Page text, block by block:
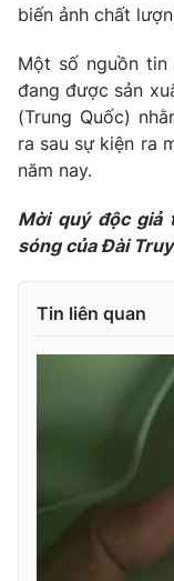
Chuyên mục khác
Emagazine
Photo
Video
VTV Money
VTV Sức khoẻ
Thị trường 24h
VTV9
Liên hệ tòa soạn
biến ảnh chất
Một số nguồn tin
đang được sản
(Trung Quốc)
ra sau sự kiện ra
năm nay.
Mời quý độc giả
sóng của Đài
Tin liên quan